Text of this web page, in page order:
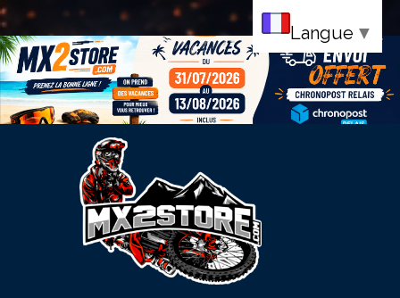
Bandeau vacance
Langue ▼